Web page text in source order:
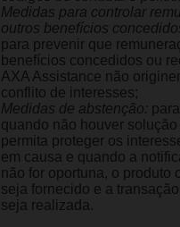
Medidas para controlar
outros benefícios
para prevenir que
benefícios concedidos ou
AXA Assistance não
conflito de interesses;
Medidas de abstenção:
quando não houver
permita proteger os
em causa e quando a
não for oportuna, o produto
seja fornecido e a
seja realizada.